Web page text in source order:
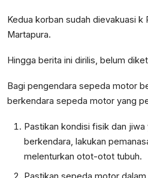
Kedua korban sudah dievakuasi k
Martapura.
Hingga berita ini dirilis, belum
Bagi pengendara sepeda motor
berkendara sepeda motor yang
Pastikan kondisi fisik dan
berkendara, lakukan
melenturkan otot-otot tubuh.